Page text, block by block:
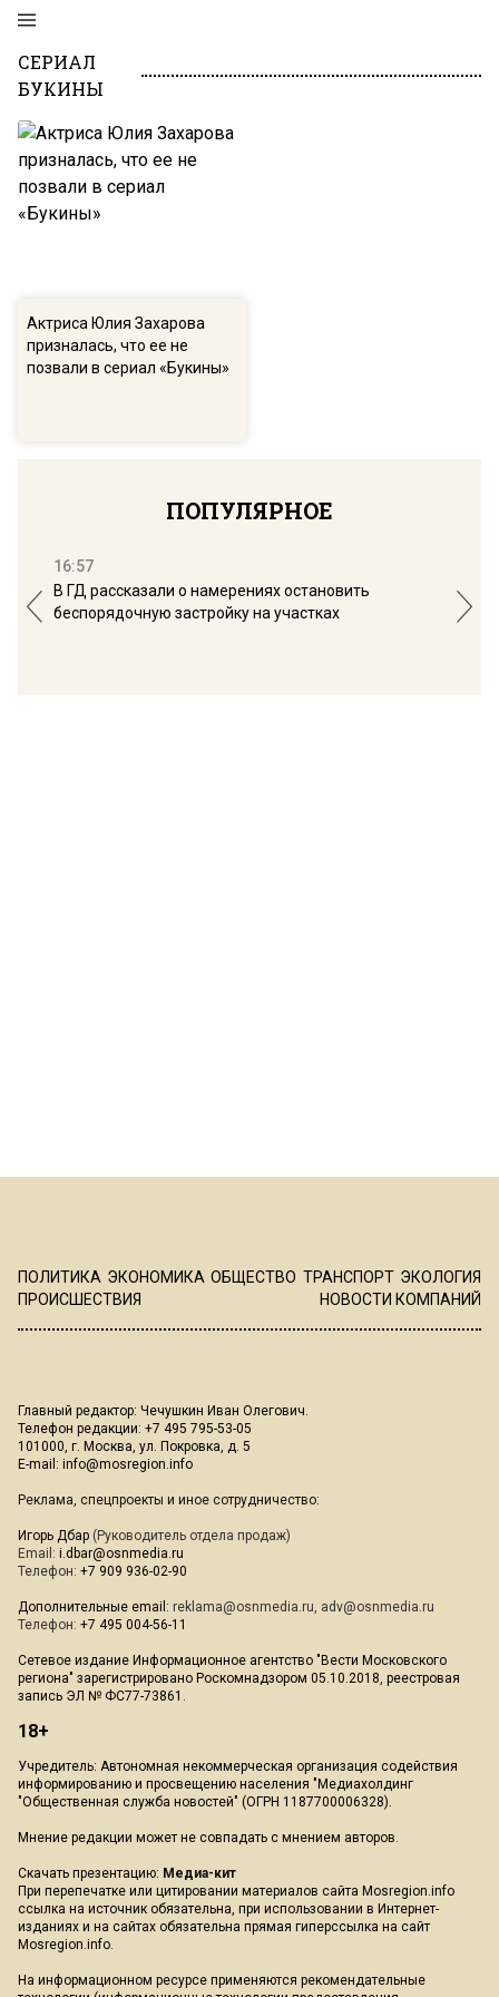
СЕРИАЛ
БУКИНЫ
Актриса Юлия Захарова
призналась, что ее не
позвали в сериал «Букины»
ПОПУЛЯРНОЕ
16:57
В ГД рассказали о намерениях остановить
беспорядочную застройку на участках
ПОЛИТИКА ЭКОНОМИКА ОБЩЕСТВО ТРАНСПОРТ ЭКОЛОГИЯ
ПРОИСШЕСТВИЯ
НОВОСТИ КОМПАНИЙ
Главный редактор: Чечушкин Иван Олегович.
Телефон редакции: +7 495 795-53-05
101000, г. Москва, ул. Покровка, д. 5
E-mail: info@mosregion.info
Реклама, спецпроекты и иное сотрудничество:
Игорь Дбар (Руководитель отдела продаж)
Email: i.dbar@osnmedia.ru
Телефон: +7 909 936-02-90
Дополнительные email: reklama@osnmedia.ru, adv@osnmedia.ru
Телефон: +7 495 004-56-11
Сетевое издание Информационное агентство "Вести Московского
региона" зарегистрировано Роскомнадзором 05.10.2018, реестровая
запись ЭЛ № ФС77-73861.
18+
Учредитель: Автономная некоммерческая организация содействия
информированию и просвещению населения "Медиахолдинг
"Общественная служба новостей" (ОГРН 1187700006328).
Мнение редакции может не совпадать с мнением авторов.
Скачать презентацию: Медиа-кит
При перепечатке или цитировании материалов сайта Mosregion.info
ссылка на источник обязательна, при использовании в Интернет-
изданиях и на сайтах обязательна прямая гиперссылка на сайт
Mosregion.info.
На информационном ресурсе применяются рекомендательные